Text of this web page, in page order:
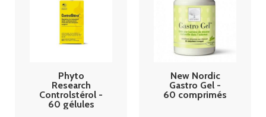
Phyto
Research
Controlstérol -
60 gélules
New Nordic
Gastro Gel -
60 comprimés